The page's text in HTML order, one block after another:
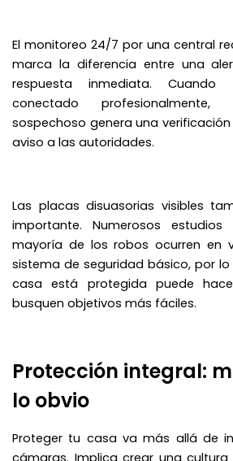
El monitoreo 24/7 por una central
marca la diferencia entre una
respuesta inmediata.
conectado profesionalmente,
sospechoso genera una verificación
aviso a las autoridades.
Las placas disuasorias visibles
importante. Numerosos
mayoría de los robos ocurren en
sistema de seguridad básico, por
casa está protegida puede
busquen objetivos más fáciles.
Protección integral:
lo obvio
Proteger tu casa va más allá de
cámaras. Implica crear una